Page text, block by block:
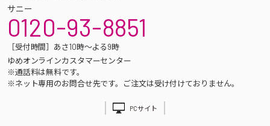
サニー
0120-93-8851
［受付時間］あさ10時～よる9時
ゆめオンラインカスタマーセンター
※通話料は無料です。
※ネット専用のお問合せ先です。ご注文は受け付けておりません。
PCサイト